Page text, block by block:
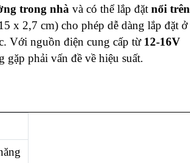
trong nhà và có thể lắp đặt nổi trên
x 2,7 cm) cho phép dễ dàng lắp đặt ở
Với nguồn điện cung cấp từ 12-16V
phải vấn đề về hiệu suất.